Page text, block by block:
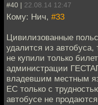
#40 | 22.08.14 12:47
Кому: Нич, #33
Цивилизованные
удалится из
не купили только
администрации
владевшим местным
ЕС только с
автобусе не